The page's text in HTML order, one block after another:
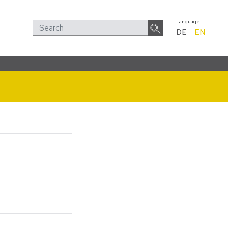
Language
DE EN